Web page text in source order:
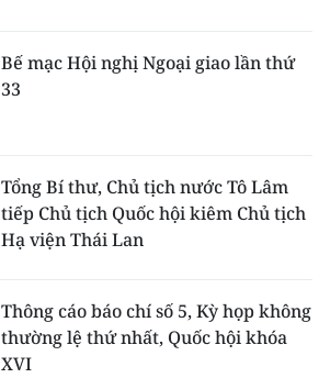
Bế mạc Hội nghị Ngoại giao lần thứ
33
Tổng Bí thư, Chủ tịch nước Tô Lâm
tiếp Chủ tịch Quốc hội kiêm Chủ tịch
Hạ viện Thái Lan
Thông cáo báo chí số 5, Kỳ họp không
thường lệ thứ nhất, Quốc hội khóa
XVI